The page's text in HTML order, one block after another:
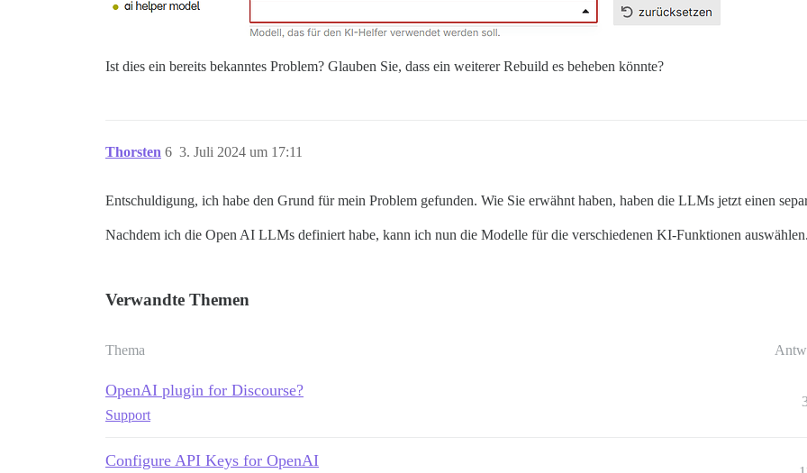
Ist dies ein bereits bekanntes Problem? Glauben Sie, dass ein weiterer Rebuild es beheben könnte?
Thorsten 3. Juli 2024 um 17:11
6
Entschuldigung, ich habe den Grund für mein Problem gefunden. Wie Sie erwähnt haben, haben die LLMs jetzt einen
Nachdem ich die Open AI LLMs definiert habe, kann ich nun die Modelle für die verschiedenen KI-Funktionen auswählen.
Verwandte Themen
Thema
OpenAI plugin for Discourse?
Support
Configure API Keys for OpenAI